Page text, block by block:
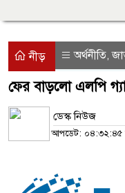
নীড় অর্থনীতি ,
ফের বাড়লো এলপি
ডেস্ক নিউজ
আপডেট: ০৪:৩২:৪৫